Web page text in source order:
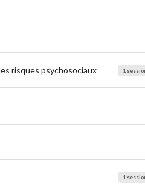
risques psychosociaux 1
1